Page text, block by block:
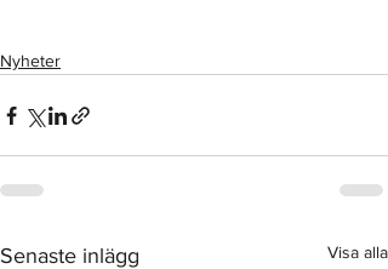
Nyheter
Senaste inlägg Visa alla